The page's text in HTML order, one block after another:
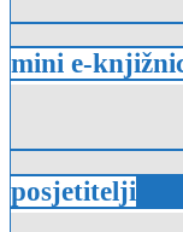
mini e-
posjetitelji